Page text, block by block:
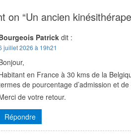
on “Un ancien
Patrickdit :
juillet 2026 à 19h21
en France à 30 kms de la
de pourcentage d’admission et
de votre retour.
Répondre